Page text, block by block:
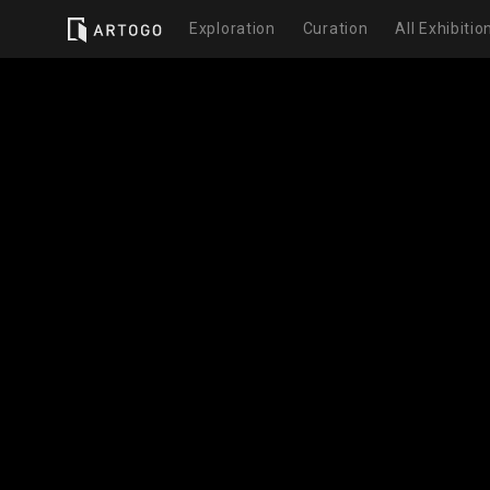
Exploration Curation All